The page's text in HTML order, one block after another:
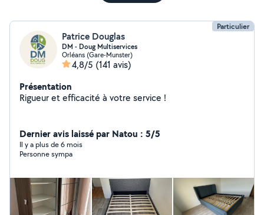
Particulier
Patrice Douglas
DM - Doug Multiservices
Orléans (Gare-Munster)
4,8/5 (141 avis)
Présentation
Rigueur et efficacité à votre service !
Dernier avis laissé par Natou : 5/5
Il y a plus de 6 mois
Personne sympa